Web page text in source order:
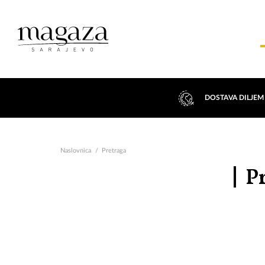
DOSTAVA
Naslovnica Pretraga